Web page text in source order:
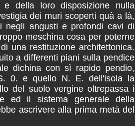
e della loro disposizione nulla
dei muri scoperti quà a là,
negli angusti e profondi cavi di
meschina cosa per poterne
una restituzione architettonica.
a differenti piani sulla pendice
dichina con sì rapido pendio,
0. e quello N. E. dell'isola la
del suolo vergine oltrepassa i
ed il sistema generale della
ascrivere alla prima metà del